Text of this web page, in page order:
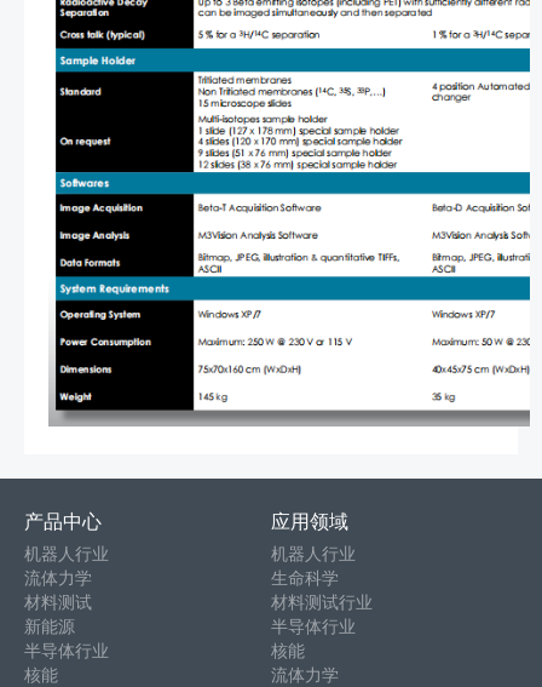
产品中心
机器人行业
流体力学
材料测试
新能源
半导体行业
核能
应用领域
机器人行业
生命科学
材料测试行业
半导体行业
核能
流体力学